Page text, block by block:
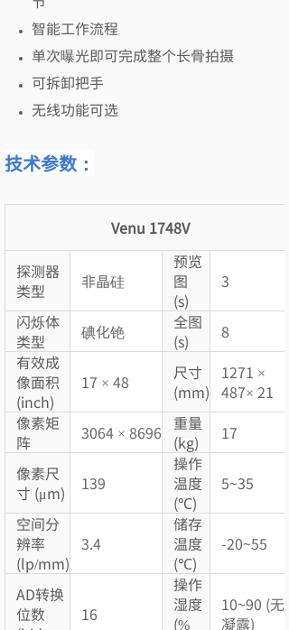
智能工作流程
单次曝光即可完成整个长骨拍摄
可拆卸把手
无线功能可选
技术参数：
Venu 1748V
探测器
类型
非晶硅
预览
图
(s)
3
闪烁体
类型
碘化铯
全图
(s)
8
有效成
像面积
(inch)
17 × 48
尺寸
(mm)
1271 ×
487× 21
像素矩
阵
3064 × 8696 重量
(kg)
17
像素尺
寸 (μm)
139
操作
温度
(℃)
5~35
空间分
辨率
(lp/mm)
3.4
储存
温度
(℃)
-20~55
AD转换
位数
16
操作
湿度
(%
10~90 (无
凝露)